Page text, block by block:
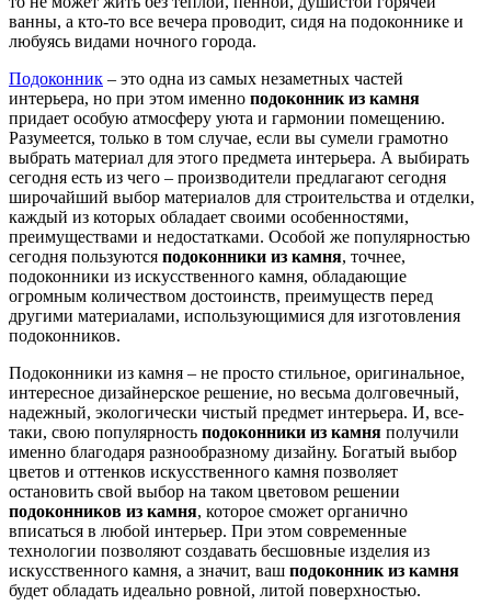
ванны, а кто-то все вечера проводит, сидя на подоконнике и
любуясь видами ночного города.
Подоконник – это одна из самых незаметных частей
интерьера, но при этом именно подоконник из камня
придает особую атмосферу уюта и гармонии помещению.
Разумеется, только в том случае, если вы сумели грамотно
выбрать материал для этого предмета интерьера. А выбирать
сегодня есть из чего – производители предлагают сегодня
широчайший выбор материалов для строительства и отделки,
каждый из которых обладает своими особенностями,
преимуществами и недостатками. Особой же популярностью
сегодня пользуются подоконники из камня, точнее,
подоконники из искусственного камня, обладающие
огромным количеством достоинств, преимуществ перед
другими материалами, использующимися для изготовления
подоконников.
Подоконники из камня – не просто стильное, оригинальное,
интересное дизайнерское решение, но весьма долговечный,
надежный, экологически чистый предмет интерьера. И, все-
таки, свою популярность подоконники из камня получили
именно благодаря разнообразному дизайну. Богатый выбор
цветов и оттенков искусственного камня позволяет
остановить свой выбор на таком цветовом решении
подоконников из камня, которое сможет органично
вписаться в любой интерьер. При этом современные
технологии позволяют создавать бесшовные изделия из
искусственного камня, а значит, ваш подоконник из камня
будет обладать идеально ровной, литой поверхностью.